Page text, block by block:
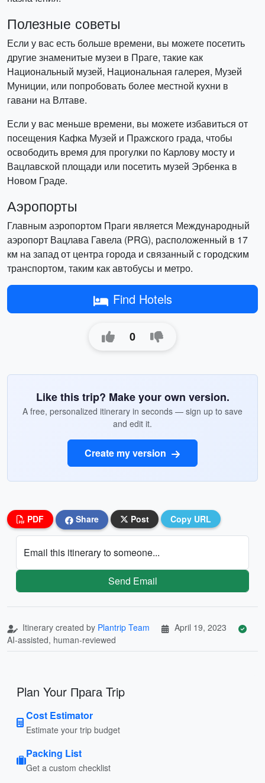
Полезные советы
Если у вас есть больше времени, вы можете посетить
другие знаменитые музеи в Праге, такие как
Национальный музей, Национальная галерея, Музей
Муниции, или попробовать более местной кухни в
гавани на Влтаве.
Если у вас меньше времени, вы можете избавиться от
посещения Кафка Музей и Пражского града, чтобы
освободить время для прогулки по Карлову мосту и
Вацлавской площади или посетить музей Эрбенка в
Новом Граде.
Аэропорты
Главным аэропортом Праги является Международный
аэропорт Вацлава Гавела (PRG), расположенный в 17
км на запад от центра города и связанный с городским
транспортом, таким как автобусы и метро.
Find Hotels
0
Like this trip? Make your own version.
A free, personalized itinerary in seconds — sign up to save
and edit it.
Create my version
PDF Share Post Copy URL
Email this itinerary to someone...
Send Email
Itinerary created by Plantrip Team
April 19, 2023
AI-assisted, human-reviewed
Plan Your Прага Trip
Cost Estimator
Estimate your trip budget
Packing List
Get a custom checklist